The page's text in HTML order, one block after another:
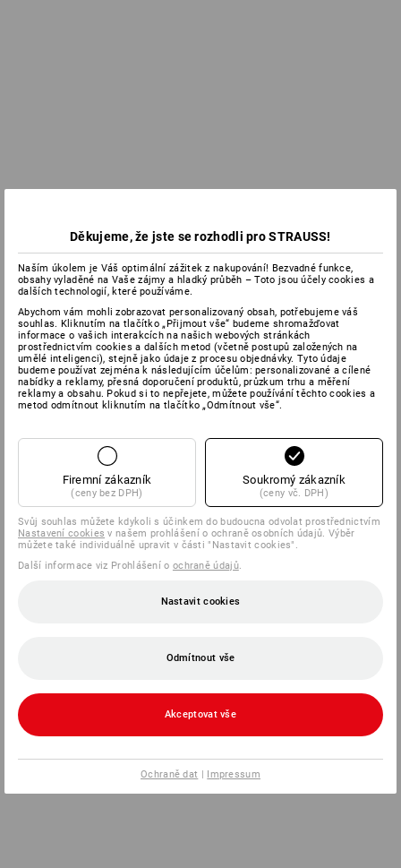
Děkujeme, že jste se rozhodli pro STRAUSS!
Naším úkolem je Váš optimální zážitek z nakupování! Bezvadné funkce,
obsahy vyladěné na Vaše zájmy a hladký průběh – Toto jsou účely cookies a
dalších technologií, které používáme.
Abychom vám mohli zobrazovat personalizovaný obsah, potřebujeme váš
souhlas. Kliknutím na tlačítko „Přijmout vše“ budeme shromažďovat
informace o vašich interakcích na našich webových stránkách
prostřednictvím cookies a dalších metod (včetně postupů založených na
umělé inteligenci), stejně jako údaje z procesu objednávky. Tyto údaje
budeme používat zejména k následujícím účelům: personalizované a cílené
nabídky a reklamy, přesná doporučení produktů, průzkum trhu a měření
reklamy a obsahu. Pokud si to nepřejete, můžete používání těchto cookies a
metod odmítnout kliknutím na tlačítko „Odmítnout vše“.
Firemní zákazník
(ceny bez DPH)
Soukromý zákazník
(ceny vč. DPH)
Svůj souhlas můžete kdykoli s účinkem do budoucna odvolat prostřednictvím
Nastavení cookies v našem prohlášení o ochraně osobních údajů. Výběr
můžete také individuálně upravit v části "Nastavit cookies".
Další informace viz Prohlášení o ochraně údajů.
Nastavit cookies
Odmítnout vše
Akceptovat vše
Ochraně dat | Impressum